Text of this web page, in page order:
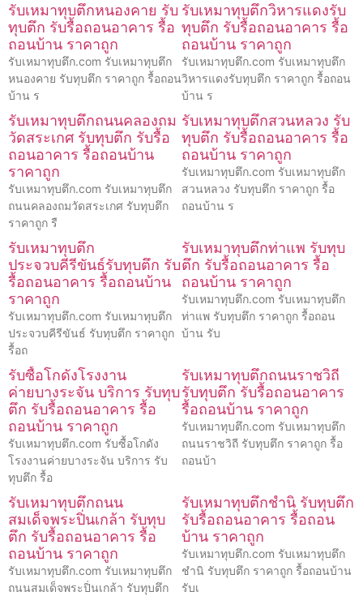
รับเหมาทุบตึกหนองคาย รับ
ทุบตึก รับรื้อถอนอาคาร รื้อ
ถอนบ้าน ราคาถูก
รับเหมาทุบตึก.com รับเหมาทุบตึก
หนองคาย รับทุบตึก ราคาถูก รื้อถอน
บ้าน ร
รับเหมาทุบตึกวิหารแดงรับ
ทุบตึก รับรื้อถอนอาคาร รื้อ
ถอนบ้าน ราคาถูก
รับเหมาทุบตึก.com รับเหมาทุบตึก
วิหารแดงรับทุบตึก ราคาถูก รื้อถอน
บ้าน ร
รับเหมาทุบตึกถนนคลองถม
วัดสระเกศ รับทุบตึก รับรื้อ
ถอนอาคาร รื้อถอนบ้าน
ราคาถูก
รับเหมาทุบตึก.com รับเหมาทุบตึก
ถนนคลองถมวัดสระเกศ รับทุบตึก
ราคาถูก รื
รับเหมาทุบตึกสวนหลวง รับ
ทุบตึก รับรื้อถอนอาคาร รื้อ
ถอนบ้าน ราคาถูก
รับเหมาทุบตึก.com รับเหมาทุบตึก
สวนหลวง รับทุบตึก ราคาถูก รื้อ
ถอนบ้าน ร
รับเหมาทุบตึก
ประจวบคีรีขันธ์รับทุบตึก รับ
รื้อถอนอาคาร รื้อถอนบ้าน
ราคาถูก
รับเหมาทุบตึก.com รับเหมาทุบตึก
ประจวบคีรีขันธ์ รับทุบตึก ราคาถูก
รื้อถ
รับเหมาทุบตึกท่าแพ รับทุบ
ตึก รับรื้อถอนอาคาร รื้อ
ถอนบ้าน ราคาถูก
รับเหมาทุบตึก.com รับเหมาทุบตึก
ท่าแพ รับทุบตึก ราคาถูก รื้อถอน
บ้าน รับ
รับซื้อโกดังโรงงาน
ค่ายบางระจัน บริการ รับทุบ
ตึก รับรื้อถอนอาคาร รื้อ
ถอนบ้าน ราคาถูก
รับเหมาทุบตึก.com รับซื้อโกดัง
โรงงานค่ายบางระจัน บริการ รับ
ทุบตึก รื้อ
รับเหมาทุบตึกถนนราชวิถี
รับทุบตึก รับรื้อถอนอาคาร
รื้อถอนบ้าน ราคาถูก
รับเหมาทุบตึก.com รับเหมาทุบตึก
ถนนราชวิถี รับทุบตึก ราคาถูก รื้อ
ถอนบ้า
รับเหมาทุบตึกถนน
สมเด็จพระปิ่นเกล้า รับทุบ
ตึก รับรื้อถอนอาคาร รื้อ
ถอนบ้าน ราคาถูก
รับเหมาทุบตึก.com รับเหมาทุบตึก
ถนนสมเด็จพระปิ่นเกล้า รับทุบตึก
รับเหมาทุบตึกชำนิ รับทุบตึก
รับรื้อถอนอาคาร รื้อถอน
บ้าน ราคาถูก
รับเหมาทุบตึก.com รับเหมาทุบตึก
ชำนิ รับทุบตึก ราคาถูก รื้อถอนบ้าน
รับเ